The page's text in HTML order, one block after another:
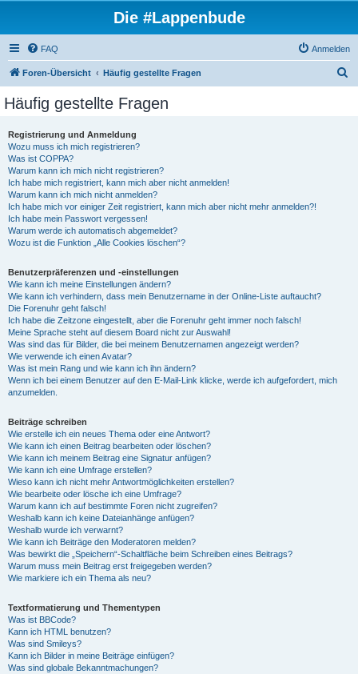
Die #Lappenbude
FAQ Anmelden
Foren-Übersicht Häufig gestellte Fragen
Häufig gestellte Fragen
Registrierung und Anmeldung
Wozu muss ich mich registrieren?
Was ist COPPA?
Warum kann ich mich nicht registrieren?
Ich habe mich registriert, kann mich aber nicht anmelden!
Warum kann ich mich nicht anmelden?
Ich habe mich vor einiger Zeit registriert, kann mich aber nicht mehr anmelden?!
Ich habe mein Passwort vergessen!
Warum werde ich automatisch abgemeldet?
Wozu ist die Funktion „Alle Cookies löschen“?
Benutzerpräferenzen und -einstellungen
Wie kann ich meine Einstellungen ändern?
Wie kann ich verhindern, dass mein Benutzername in der Online-Liste auftaucht?
Die Forenuhr geht falsch!
Ich habe die Zeitzone eingestellt, aber die Forenuhr geht immer noch falsch!
Meine Sprache steht auf diesem Board nicht zur Auswahl!
Was sind das für Bilder, die bei meinem Benutzernamen angezeigt werden?
Wie verwende ich einen Avatar?
Was ist mein Rang und wie kann ich ihn ändern?
Wenn ich bei einem Benutzer auf den E-Mail-Link klicke, werde ich aufgefordert, mich
anzumelden.
Beiträge schreiben
Wie erstelle ich ein neues Thema oder eine Antwort?
Wie kann ich einen Beitrag bearbeiten oder löschen?
Wie kann ich meinem Beitrag eine Signatur anfügen?
Wie kann ich eine Umfrage erstellen?
Wieso kann ich nicht mehr Antwortmöglichkeiten erstellen?
Wie bearbeite oder lösche ich eine Umfrage?
Warum kann ich auf bestimmte Foren nicht zugreifen?
Weshalb kann ich keine Dateianhänge anfügen?
Weshalb wurde ich verwarnt?
Wie kann ich Beiträge den Moderatoren melden?
Was bewirkt die „Speichern“-Schaltfläche beim Schreiben eines Beitrags?
Warum muss mein Beitrag erst freigegeben werden?
Wie markiere ich ein Thema als neu?
Textformatierung und Thementypen
Was ist BBCode?
Kann ich HTML benutzen?
Was sind Smileys?
Kann ich Bilder in meine Beiträge einfügen?
Was sind globale Bekanntmachungen?